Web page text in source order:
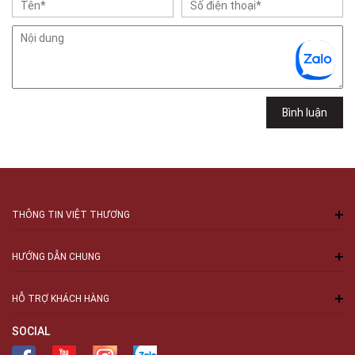
Việt Thương Music - 302 Cầu Giấy
Gian hàng G9-10 TTTM Discovery Complex, số 302 Cầu Giấy, Phường
Cầu Giấy, Hà Nội , Cầu Giấy , Hà Nội
289 Vành Đai Trong, Phường An Lạc, TPHCM, Quận Bình Tân, Hồ Chí
Bình luận
THÔNG TIN VIỆT THƯƠNG
HƯỚNG DẪN CHUNG
HỖ TRỢ KHÁCH HÀNG
SOCIAL